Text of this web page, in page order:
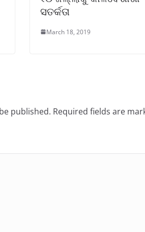
ସତର୍କତା
March 18, 2019
published. Required fields are